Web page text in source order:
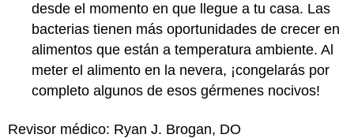
desde el momento en que llegue a tu casa. Las
bacterias tienen más oportunidades de crecer en
alimentos que están a temperatura ambiente. Al
meter el alimento en la nevera, ¡congelarás por
completo algunos de esos gérmenes nocivos!
Revisor médico: Ryan J. Brogan, DO